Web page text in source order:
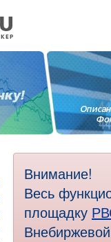
Внимание!
Весь
площадку